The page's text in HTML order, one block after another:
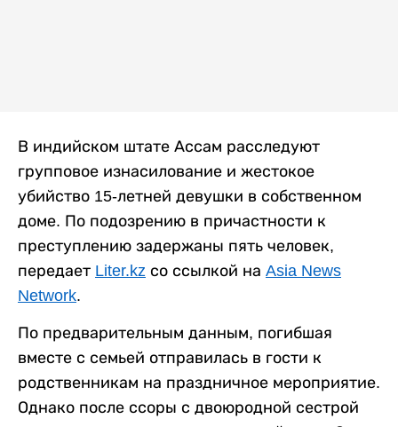
В индийском штате Ассам расследуют
групповое изнасилование и жестокое
убийство 15-летней девушки в собственном
доме. По подозрению в причастности к
преступлению задержаны пять человек,
передает Liter.kz со ссылкой на Asia News
Network.
По предварительным данным, погибшая
вместе с семьей отправилась в гости к
родственникам на праздничное мероприятие.
Однако после ссоры с двоюродной сестрой